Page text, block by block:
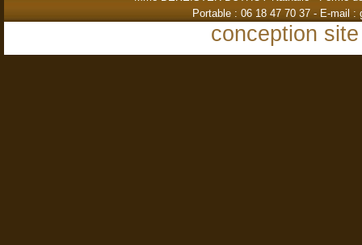
Portable : 06 18 47 70 37 - E-mail :
conception